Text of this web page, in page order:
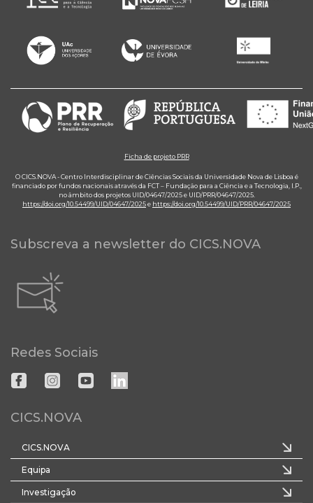
Ficha de projeto PRR
O CICS.NOVA - Centro Interdisciplinar de Ciências Sociais da Universidade Nova de Lisboa é
financiado por fundos nacionais através da FCT – Fundação para a Ciência e a Tecnologia, I.P.,
no âmbito dos projetos UID/04647/2025 e UID/PRR/04647/2025.
https://doi.org/10.54499/UID/04647/2025e https://doi.org/10.54499/UID/PRR/04647/2025
Subscreva a newsletter do CICS.NOVA
Redes Sociais
CICS.NOVA
CICS.NOVA
Equipa
Investigação